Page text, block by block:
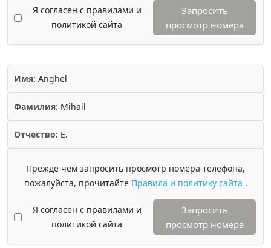
Я согласен с правилами и
политикой сайта
Запросить
просмотр номера
Имя: Anghel
Фамилия: Mihail
Отчество: E.
Прежде чем запросить просмотр номера телефона,
пожалуйста, прочитайте Правила и политику сайта .
Я согласен с правилами и
политикой сайта
Запросить
просмотр номера